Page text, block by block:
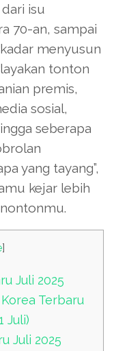
isu
70-an, sampai
menyusun
tonton
premis,
sosial,
seberapa
yang tayang”,
kejar lebih
]
Juli 2025
Terbaru
Juli)
Juli 2025